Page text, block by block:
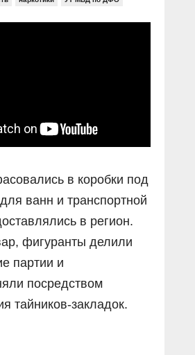
в коробки под
ванн и транспортной
в регион.
фигуранты делили
партии и
посредством
тайников-закладок.